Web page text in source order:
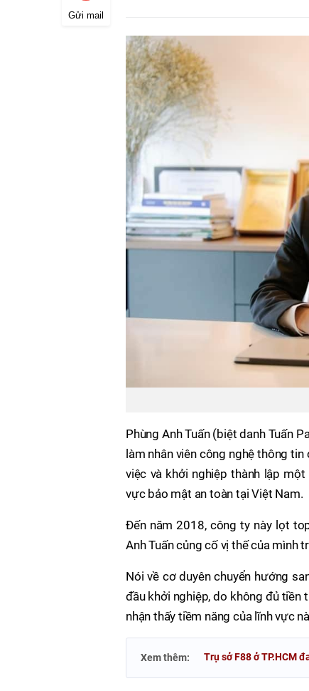
Gửi mail
Phùng Anh Tuấn (biệt danh Tuấn
làm nhân viên công nghệ thông
việc và khởi nghiệp thành lập
vực bảo mật an toàn tại Việt Nam.
Đến năm 2018, công ty này lọt
Anh Tuấn củng cố vị thế của mình
Nói về cơ duyên chuyển hướng
đầu khởi nghiệp, do không đủ tiền
nhận thấy tiềm năng của lĩnh vực
Xem thêm: Trụ sở F88 ở TP.HCM